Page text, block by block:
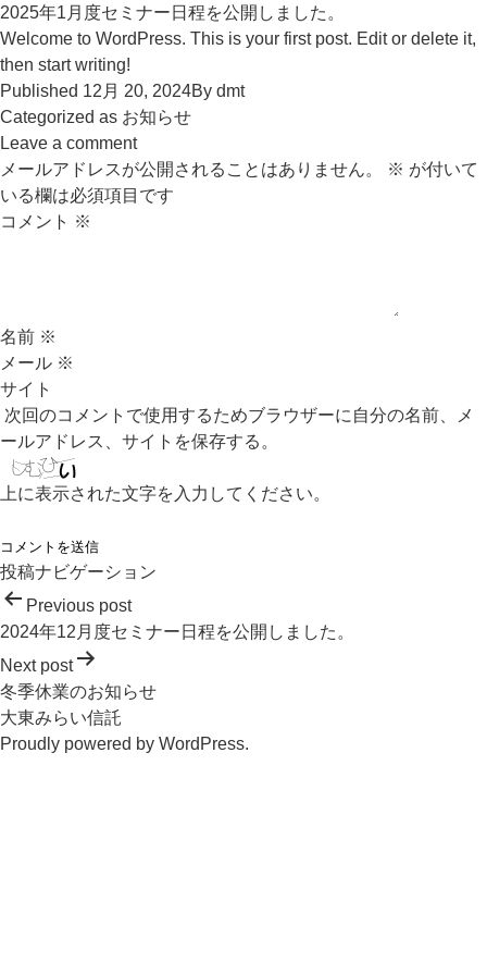
2025年1月度セミナー日程を公開しました。
Welcome to WordPress. This is your first post. Edit or delete it,
then start writing!
Published 12月 20, 2024By dmt
Categorized as お知らせ
Leave a comment
メールアドレスが公開されることはありません。
※ が付いて
いる欄は必須項目です
コメント ※
名前 ※
メール ※
サイト
次回のコメントで使用するためブラウザーに自分の名前、メ
ールアドレス、サイトを保存する。
上に表示された文字を入力してください。
投稿ナビゲーション
Previous post
2024年12月度セミナー日程を公開しました。
Next post
冬季休業のお知らせ
大東みらい信託
Proudly powered by WordPress.